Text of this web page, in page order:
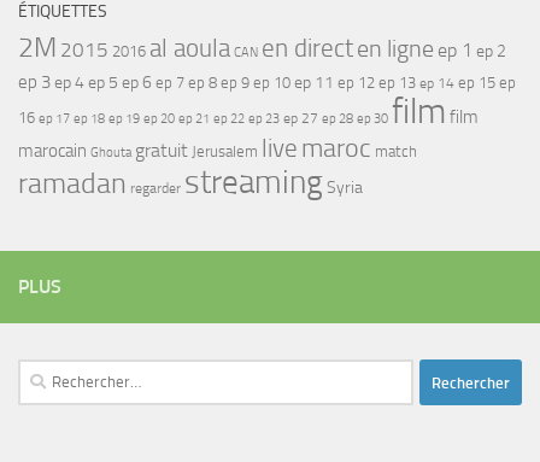
ÉTIQUETTES
2M 2015 2016 al aoula CAN en directen ligne ep 1 ep 2
ep 3ep 4ep 5 ep 6 ep 7 ep 8 ep 9 ep 10 ep 11 ep 12 ep 13 ep 14 ep 15 ep
16 ep 17 ep 18 ep 19 ep 20 ep 21 ep 22 ep 23 ep 27 ep 28 ep 30 film film
marocain Ghouta gratuit Jerusalem live maroc match
ramadan regarder streamingSyria
PLUS
Rechercher :